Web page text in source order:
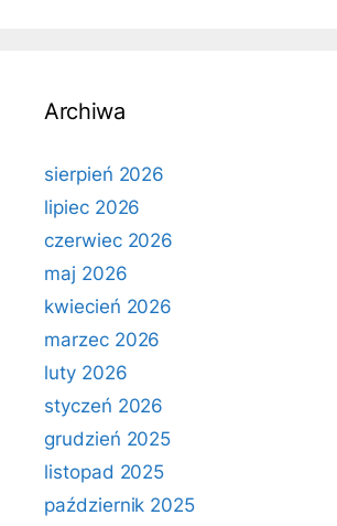
Archiwa
sierpień 2026
lipiec 2026
czerwiec 2026
maj 2026
kwiecień 2026
marzec 2026
luty 2026
styczeń 2026
grudzień 2025
listopad 2025
październik 2025